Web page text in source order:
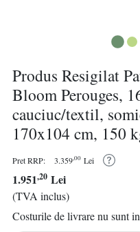
Produs Resigilat
Bloom Perouges,
cauciuc/textil,
170x104 cm, 150
Pret RRP: 3.359,00 Lei
1.951,20 Lei
(TVA inclus)
Costurile de livrare nu sunt